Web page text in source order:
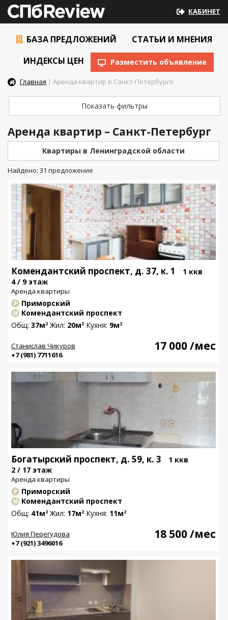
КАБИНЕТ
БАЗА ПРЕДЛОЖЕНИЙ
СТАТЬИ И МНЕНИЯ
ИНДЕКСЫ ЦЕН
Разместить объявление
Главная | Аренда квартир в Санкт-Петербурге
Показать фильтры
Квартиры в Ленинградской области
Аренда квартир – Санкт-Петербург
Найдено: 31 предложение
17 000/мес
Станислав Чикуров
+7 (981) 7711616
Комендантский проспект, д. 37, к. 1
1 ккв
4 / 9 этаж
Аренда квартиры
Р Приморский
М Комендантский проспект
Общ: 37м2Жил: 20м2Кухня: 9м2
18 500/мес
Юлия Перегудова
+7 (921) 3496016
Богатырский проспект, д. 59, к. 3
1 ккв
2 / 17 этаж
Аренда квартиры
Р Приморский
М Комендантский проспект
Общ: 41м2Жил: 17м2Кухня: 11м2